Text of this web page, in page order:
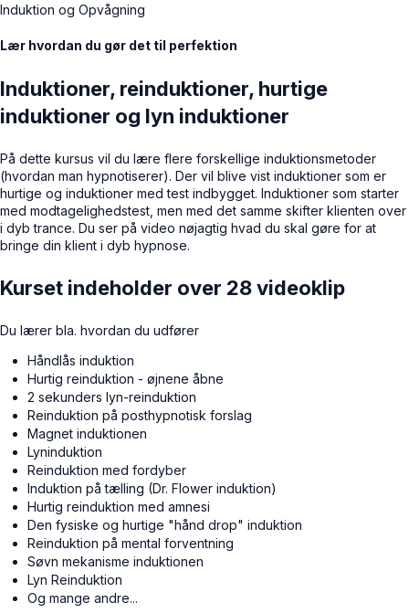
Induktion og Opvågning
Lær hvordan du gør det til perfektion
Induktioner, reinduktioner, hurtige
induktioner og lyn induktioner
På dette kursus vil du lære flere forskellige induktionsmetoder
(hvordan man hypnotiserer). Der vil blive vist induktioner som er
hurtige og induktioner med test indbygget. Induktioner som starter
med modtagelighedstest, men med det samme skifter klienten over
i dyb trance. Du ser på video nøjagtig hvad du skal gøre for at
bringe din klient i dyb hypnose.
Kurset indeholder over 28 videoklip
Du lærer bla. hvordan du udfører
Håndlås induktion
Hurtig reinduktion - øjnene åbne
2 sekunders lyn-reinduktion
Reinduktion på posthypnotisk forslag
Magnet induktionen
Lyninduktion
Reinduktion med fordyber
Induktion på tælling (Dr. Flower induktion)
Hurtig reinduktion med amnesi
Den fysiske og hurtige "hånd drop" induktion
Reinduktion på mental forventning
Søvn mekanisme induktionen
Lyn Reinduktion
Og mange andre...